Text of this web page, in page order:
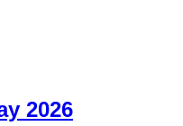
2026